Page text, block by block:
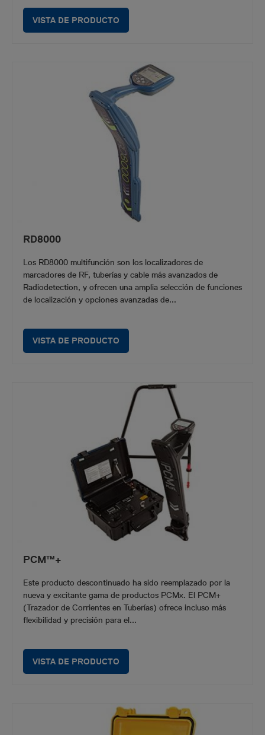
VISTA DE PRODUCTO
RD8000
Los RD8000 multifunción son los localizadores de
marcadores de RF, tuberías y cable más avanzados de
Radiodetection, y ofrecen una amplia selección de funciones
de localización y opciones avanzadas de...
VISTA DE PRODUCTO
PCM™+
Este producto descontinuado ha sido reemplazado por la
nueva y excitante gama de productos PCMx. El PCM+
(Trazador de Corrientes en Tuberías) ofrece incluso más
flexibilidad y precisión para el...
VISTA DE PRODUCTO